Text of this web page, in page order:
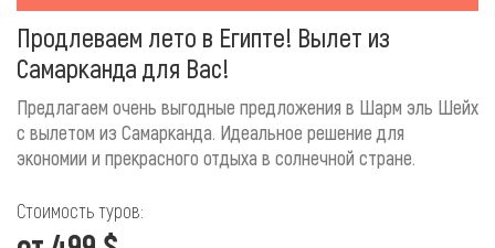
Продлеваем лето в Египте! Вылет из
Самарканда для Вас!
Предлагаем очень выгодные предложения в Шарм эль Шейх
с вылетом из Самарканда. Идеальное решение для
экономии и прекрасного отдыха в солнечной стране.
Стоимость туров: